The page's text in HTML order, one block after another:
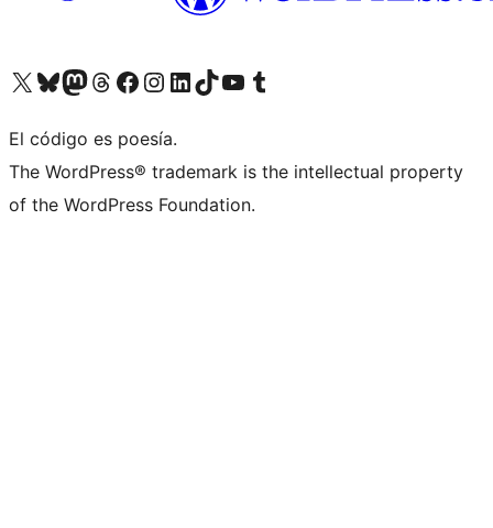
Visita nuestra cuenta de X (anteriormente Twitter)
Visita nuestra cuenta de Bluesky
Visita nuestra cuenta de Mastodon
Visita nuestra cuenta de Threads
Visita nuestra página de Facebook
Visita nuestra cuenta de Instagram
Visita nuestra cuenta de LinkedIn
Visita nuestra cuenta de TikTok
Visita nuestro canal de YouTube
Visita nuestra cuenta de Tumblr
El código es poesía.
The WordPress® trademark is the intellectual property
of the WordPress Foundation.